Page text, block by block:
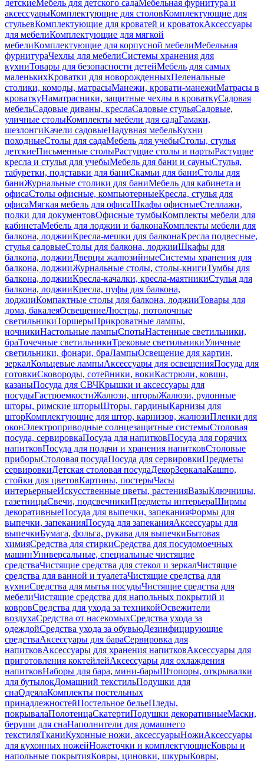
детскиеМебель для детского садаМебельная фурнитура и
аксессуарыКомплектующие для столовКомплектующие для
стульевКомплектующие для кроватей и кроватокАксессуары
для мебелиКомплектующие для мягкой
мебелиКомплектующие для корпусной мебелиМебельная
фурнитураЧехлы для мебелиСистемы хранения для
кухниТовары для безопасности детейМебель для самых
маленькихКроватки для новорожденныхПеленальные
столики, комоды, матрасыМанежи, кровати-манежиМатрасы в
кроваткуНаматрасники, защитные чехлы в кроваткуСадовая
мебельСадовые диваны, креслаСадовые стульяСадовые,
уличные столыКомплекты мебели для садаГамаки,
шезлонгиКачели садовыеНадувная мебельКухни
походныеСтолы для садаМебель для учебыСтолы, стулья
детскиеПисьменные столыРастущие столы и партыРастущие
кресла и стулья для учебыМебель для бани и сауныСтулья,
табуретки, подставки для баниСкамьи для баниСтолы для
баниЖурнальные столики для баниМебель для кабинета и
офисаСтолы офисные, компьютерныеКресла, стулья для
офисаМягкая мебель для офисаШкафы офисныеСтеллажи,
полки для документовОфисные тумбыКомплекты мебели для
кабинетаМебель для лоджии и балконаКомплекты мебели для
балкона, лоджииКресла-мешки для балконаКресла подвесные,
стулья садовыеСтолы для балкона, лоджииШкафы для
балкона, лоджииДверцы жалюзийныеСистемы хранения для
балкона, лоджииЖурнальные столы, столы-книгиТумбы для
балкона, лоджииКресла-качалки, кресла-маятникиСтулья для
балкона, лоджииКресла, пуфы для балкона,
лоджииКомпактные столы для балкона, лоджииТовары для
дома, бакалеяОсвещениеЛюстры, потолочные
светильникиТоршерыПрикроватные лампы,
ночникиНастольные лампыСпотыНастенные светильники,
браТочечные светильникиТрековые светильникиУличные
светильники, фонари, браЛампыОсвещение для картин,
зеркалКольцевые лампыАксессуары для освещенияПосуда для
готовкиСковороды, сотейники, вокиКастрюли, ковши,
казаныПосуда для СВЧКрышки и аксессуары для
посудыГастроемкостиЖалюзи, шторыЖалюзи, рулонные
шторы, римские шторыШторы, гардиныКарнизы для
шторКомплектующие для штор, карнизов, жалюзиПленки для
оконЭлектроприводные солнцезащитные системыСтоловая
посуда, сервировкаПосуда для напитковПосуда для горячих
напитковПосуда для подачи и хранения напитковСтоловые
приборыСтоловая посудаПосуда для сервировкиПредметы
сервировкиДетская столовая посудаДекорЗеркалаКашпо,
стойки для цветовКартины, постерыЧасы
интерьерныеИскусственные цветы, растенияВазыКлючницы,
газетницыСвечи, подсвечникиПредметы интерьераШирмы
декоративныеПосуда для выпечки, запеканияФормы для
выпечки, запеканияПосуда для запеканияАксессуары для
выпечкиБумага, фольга, рукава для выпечкиБытовая
химияСредства для стиркиСредства для посудомоечных
машинУниверсальные, специальные чистящие
средстваЧистящие средства для стекол и зеркалЧистящие
средства для ванной и туалетаЧистящие средства для
кухниСредства для мытья посудыЧистящие средства для
мебелиЧистящие средства для напольных покрытий и
ковровСредства для ухода за техникойОсвежители
воздухаСредства от насекомыхСредства ухода за
одеждойСредства ухода за обувьюДезинфицирующие
средстваАксессуары для бараСервировка для
напитковАксессуары для хранения напитковАксессуары для
приготовления коктейлейАксессуары для охлаждения
напитковНаборы для бара, мини-барыШтопоры, открывалки
для бутылокДомашний текстильПодушки для
снаОдеялаКомплекты постельных
принадлежностейПостельное бельеПледы,
покрывалаПолотенцаСкатертиПодушки декоративныеМаски,
беруши для снаНаполнители для домашнего
текстиляТканиКухонные ножи, аксессуарыНожиАксессуары
для кухонных ножейНожеточки и комплектующиеКовры и
напольные покрытияКовры, циновки, шкурыКовры,